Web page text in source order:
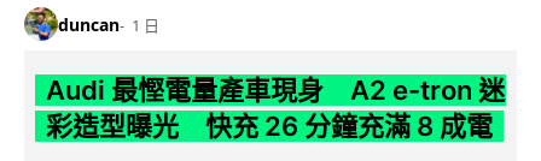
duncan 1 日
Audi 最慳電量產車現身 A2 e-tron 迷
彩造型曝光 快充 26 分鐘充滿 8 成電